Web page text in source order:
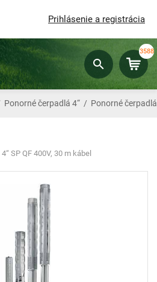
Prihlásenie a registrácia
3588
Ponorné čerpadlá 4“ / Ponorné
SP QF 400V, 30 m kábel